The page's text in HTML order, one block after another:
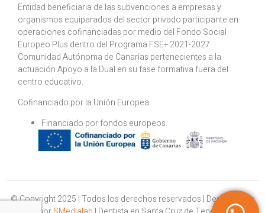
Entidad beneficiaria de las subvenciones a empresas y
organismos equiparados del sector privado participante en
operaciones cofinanciadas por medio del Fondo Social
Europeo Plus dentro del Programa FSE+ 2021-2027
Comunidad Autónoma de Canarias pertenecientes a la
actuación Apoyo a la Dual en su fase formativa fuera del
centro educativo.
Cofinanciado por la Unión Europea.
⁠Financiado por fondos europeos.
© Copyright 2025 | Todos los derechos reservados | Desarrollado